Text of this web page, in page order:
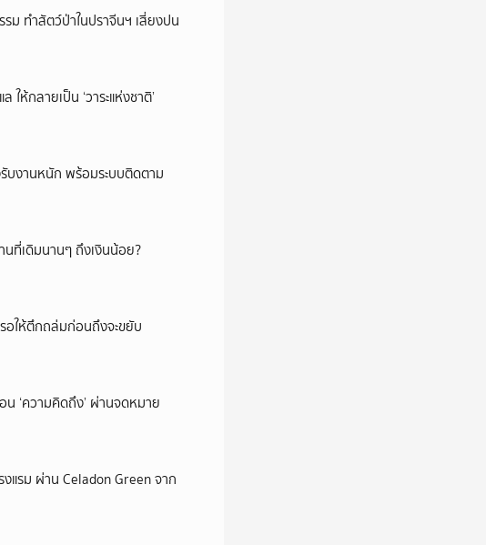
ม ทำสัตว์ป่าในปราจีนฯ เสี่ยงปน
ห้กลายเป็น ‘วาระแห่งชาติ’
บงานหนัก พร้อมระบบติดตาม
นที่เดิมนานๆ ถึงเงินน้อย?
อให้ตึกถล่มก่อนถึงจะขยับ
น ‘ความคิดถึง’ ผ่านจดหมาย
งแรม ผ่าน Celadon Green จาก